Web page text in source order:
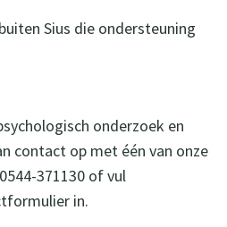
Sius die ondersteuning
onderzoek en
contact op met één van onze
371130 of vul
in.